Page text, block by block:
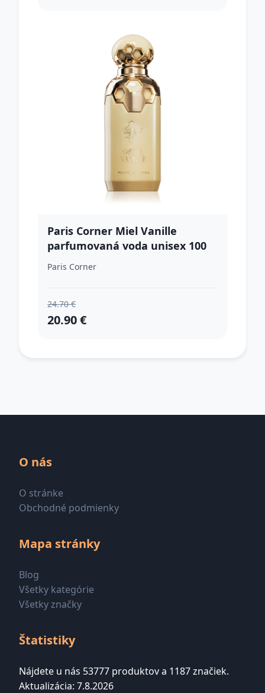
Paris Corner Miel Vanille
parfumovaná voda unisex 100
ml
Paris Corner
24.70 €
20.90 €
O nás
O stránke
Obchodné podmienky
Mapa stránky
Blog
Všetky kategórie
Všetky značky
Štatistiky
Nájdete u nás 53777 produktov a 1187 značiek.
Aktualizácia: 7.8.2026